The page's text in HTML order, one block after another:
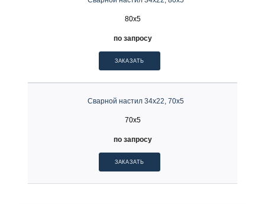
80x5
по запросу
ЗАКАЗАТЬ
Сварной настил 34х22, 70х5
70x5
по запросу
ЗАКАЗАТЬ